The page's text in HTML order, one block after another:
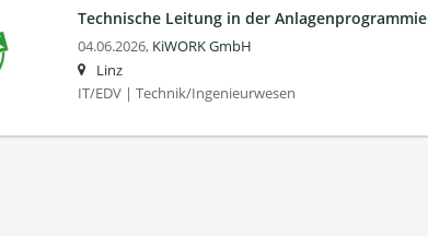
Technische Leitung in der
04.06.2026, KiWORK GmbH
Linz
IT/EDV | Technik/Ingenieurwesen